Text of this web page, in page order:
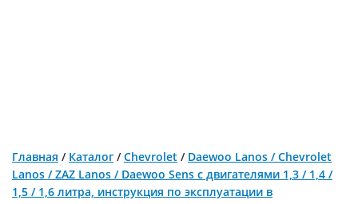
Главная / Каталог /Chevrolet / Daewoo Lanos / Chevrolet
Lanos / ZAZ Lanos / Daewoo Sens c двигателями 1,3 / 1,4 /
1,5 / 1,6 литра, инструкция по эксплуатации в